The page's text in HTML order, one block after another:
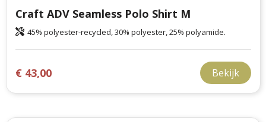
Craft ADV Seamless Polo Shirt M
45% polyester-recycled, 30% polyester, 25% polyamide.
€ 43,00 Bekijk